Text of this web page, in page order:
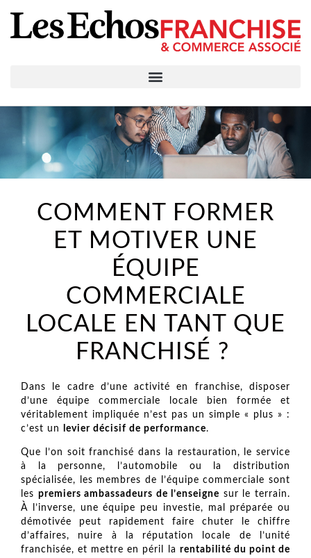
COMMENT FORMER
ET MOTIVER UNE
ÉQUIPE
COMMERCIALE
LOCALE EN TANT QUE
FRANCHISÉ ?
Dans le cadre d’une activité en franchise, disposer
d’une équipe commerciale locale bien formée et
véritablement impliquée n’est pas un simple « plus » :
c’est un
levier décisif de performance.
Que l’on soit franchisé dans la restauration, le service
à la personne, l’automobile ou la distribution
spécialisée, les membres de l’équipe commerciale sont
les premiers ambassadeurs de l’enseigne sur le terrain.
À l’inverse, une équipe peu investie, mal préparée ou
démotivée peut rapidement faire chuter le chiffre
d’affaires, nuire à la réputation locale de l’unité
franchisée, et mettre en péril la rentabilité du point de